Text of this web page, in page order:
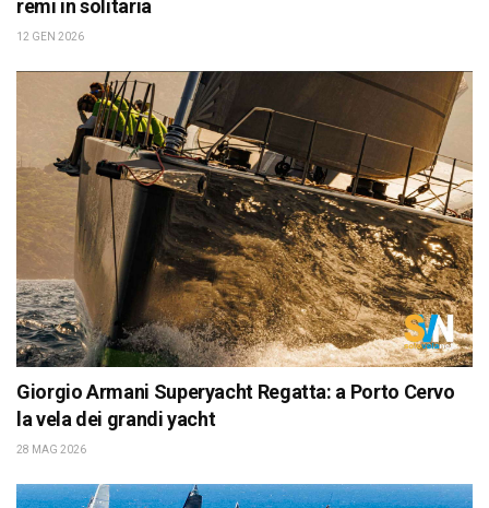
remi in solitaria
12 GEN 2026
Giorgio Armani Superyacht Regatta: a Porto Cervo
la vela dei grandi yacht
28 MAG 2026